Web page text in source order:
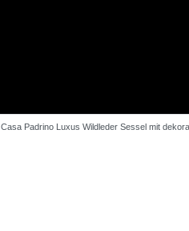
Casa Padrino Luxus Wildleder Sessel mit